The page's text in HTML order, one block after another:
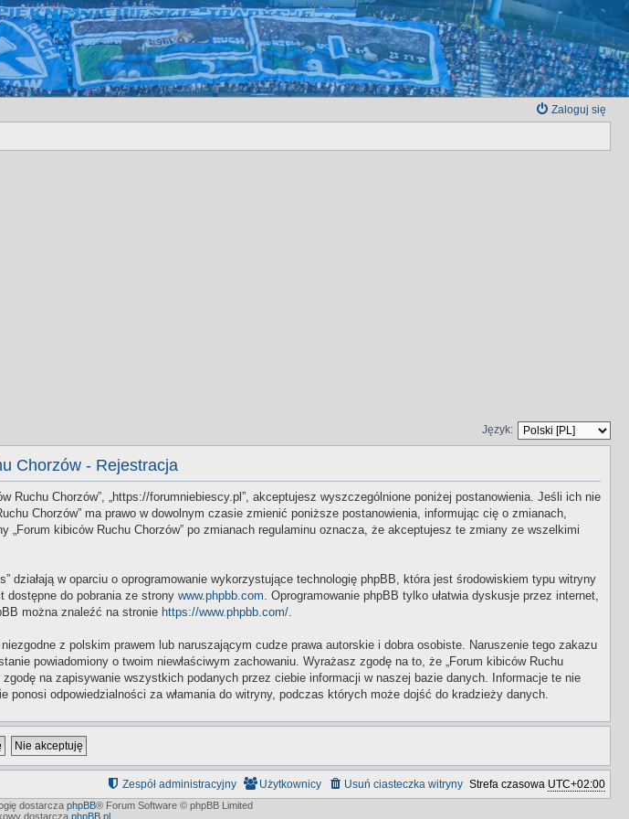
Zaloguj się
Język:
Chorzów - Rejestracja
Ruchu Chorzów”, „https://forumniebiescy.pl”, akceptujesz wyszczególnione poniżej postanowienia. Jeśli ich nie
Chorzów” ma prawo w dowolnym czasie zmienić poniższe postanowienia, informując cię o zmianach,
kibiców Ruchu Chorzów” po zmianach regulaminu oznacza, że akceptujesz te zmiany ze wszelkimi
działają w oparciu o oprogramowanie wykorzystujące technologię phpBB, która jest środowiskiem typu witryny
dostępne do pobrania ze strony www.phpbb.com. Oprogramowanie phpBB tylko ułatwia dyskusje przez internet,
można znaleźć na stronie https://www.phpbb.com/.
z polskim prawem lub naruszającym cudze prawa autorskie i dobra osobiste. Naruszenie tego zakazu
powiadomiony o twoim niewłaściwym zachowaniu. Wyrażasz zgodę na to, że „Forum kibiców Ruchu
na zapisywanie wszystkich podanych przez ciebie informacji w naszej bazie danych. Informacje te nie
ponosi odpowiedzialności za włamania do witryny, podczas których może dojść do kradzieży danych.
Strefa czasowa UTC+02:00
Usuń ciasteczka witryny
Użytkownicy
Zespół administracyjny
dostarcza phpBB® Forum Software © phpBB Limited
dostarcza phpBB.pl